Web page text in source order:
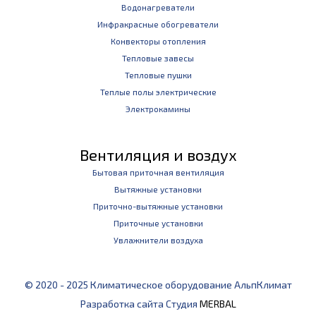
Водонагреватели
Инфракрасные обогреватели
Конвекторы отопления
Тепловые завесы
Тепловые пушки
Теплые полы электрические
Электрокамины
Вентиляция и воздух
Бытовая приточная вентиляция
Вытяжные установки
Приточно-вытяжные установки
Приточные установки
Увлажнители воздуха
© 2020 - 2025 Климатическое оборудование АльпКлимат
Разработка сайта Студия MERBAL